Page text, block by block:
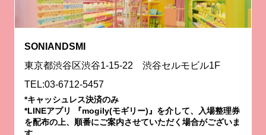
SONIANDSMI
東京都渋谷区渋谷1-15-22 渋谷セルモビル1F
TEL:03-6712-5457
*キャッシュレス決済のみ
*LINEアプリ 『mogily(モギリー)』を介して、入場整理券
を配布の上、順番にご案内させていただく場合がございま